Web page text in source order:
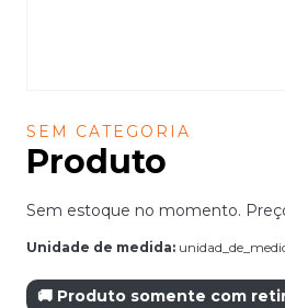
SEM CATEGORIA
Produto
Sem estoque no momento.
Unidade de medida:
🚚 Produto somente com